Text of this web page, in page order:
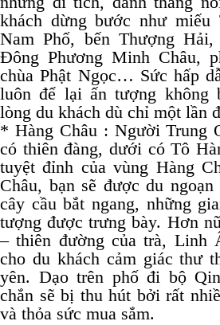
khách dừng bước như miếu
Nam Phố, bến Thượng
Đông Phương Minh Châu,
chùa Phật Ngọc… Sức hấp
luôn để lại ấn tượng không
lòng du khách dù chỉ một lần
* Hàng Châu : Người Trung
có thiên đàng, dưới có Tô
tuyệt đỉnh của vùng Hàng
Châu, bạn sẽ được du
cây cầu bắt ngang, những
tượng được trưng bày. Hơn
– thiên đường của trà, Linh
cho du khách cảm giác thư
yên. Dạo trên phố đi bộ
chắn sẽ bị thu hút bởi rất
và thỏa sức mua sắm.